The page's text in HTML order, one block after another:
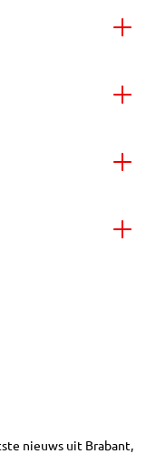
nieuws uit Brabant,